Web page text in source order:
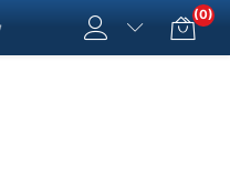
(0)